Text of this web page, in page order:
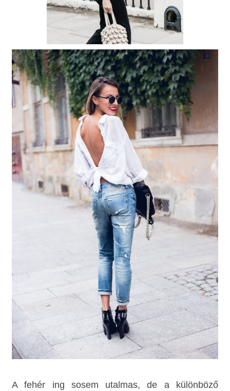
A fehér ing sosem utalmas, de a különböző